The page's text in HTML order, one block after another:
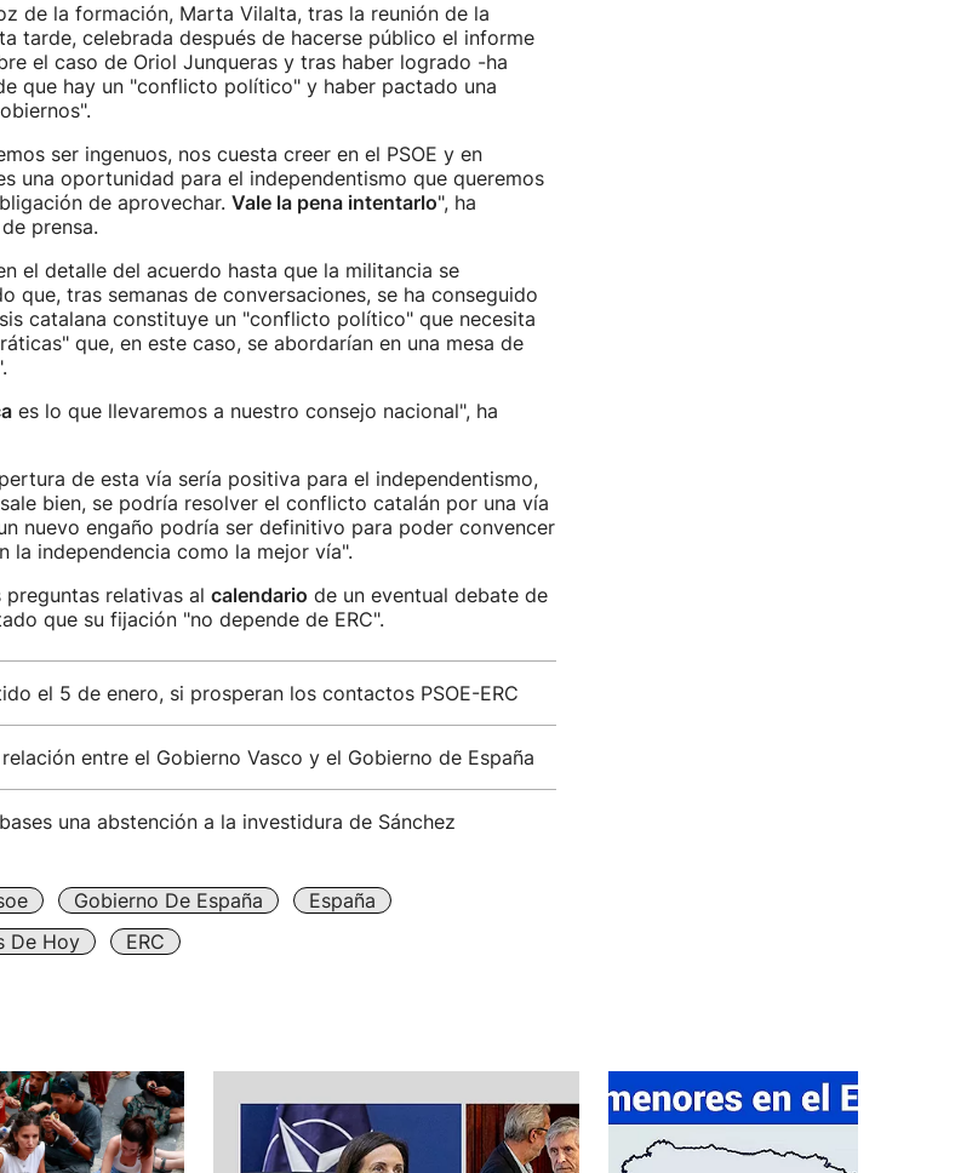
de la formación, Marta Vilalta, tras la reunión de la
tarde, celebrada después de hacerse público el informe
el caso de Oriol Junqueras y tras haber logrado -ha
que hay un "conflicto político" y haber pactado una
ser ingenuos, nos cuesta creer en el PSOE y en
una oportunidad para el independentismo que queremos
de aprovechar. Vale la pena intentarlo", ha
prensa.
el detalle del acuerdo hasta que la militancia se
que, tras semanas de conversaciones, se ha conseguido
catalana constituye un "conflicto político" que necesita
que, en este caso, se abordarían en una mesa de
es lo que llevaremos a nuestro consejo nacional", ha
de esta vía sería positiva para el independentismo,
bien, se podría resolver el conflicto catalán por una vía
nuevo engaño podría ser definitivo para poder convencer
la independencia como la mejor vía".
relativas al calendario de un eventual debate de
que su fijación "no depende de ERC".
el 5 de enero, si prosperan los contactos PSOE-ERC
entre el Gobierno Vasco y el Gobierno de España
una abstención a la investidura de Sánchez
Gobierno De España
España
De Hoy ERC